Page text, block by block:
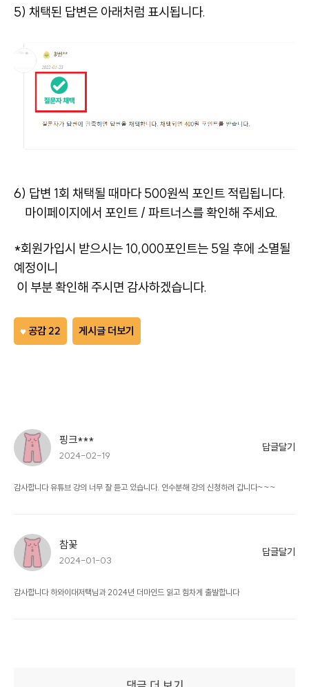
5) 채택된 답변은 아래처럼 표시됩니다.
6) 답변 1회 채택될 때마다 500원씩 포인트 적립됩니다.
마이페이지에서 포인트 / 파트너스를 확인해 주세요.
*회원가입시 받으시는 10,000포인트는 5일 후에 소멸될
예정이니
이 부분 확인해 주시면 감사하겠습니다.
공감 22 게시글 더보기
핑크***
2024-02-19
답글달기
감사합니다 유튜브 강의 너무 잘 듣고 있습니다. 인수분해 강의 신청하려 갑니다~~~
참꽃
2024-01-03
답글달기
감사합니다 하와이대저택님과 2024년 더마인드 읽고 힘차게 출발합니다